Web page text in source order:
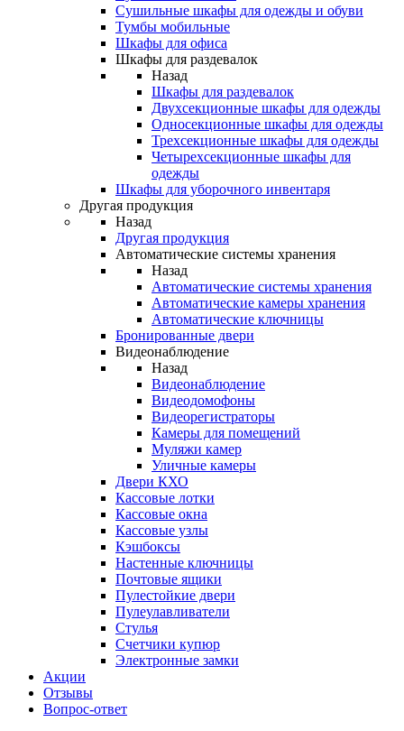
Сушильные шкафы для одежды и обуви
Тумбы мобильные
Шкафы для офиса
Шкафы для раздевалок
Назад
Шкафы для раздевалок
Двухсекционные шкафы для одежды
Односекционные шкафы для одежды
Трехсекционные шкафы для одежды
Четырехсекционные шкафы для
одежды
Шкафы для уборочного инвентаря
Другая продукция
Назад
Другая продукция
Автоматические системы хранения
Назад
Автоматические системы хранения
Автоматические камеры хранения
Автоматические ключницы
Бронированные двери
Видеонаблюдение
Назад
Видеонаблюдение
Видеодомофоны
Видеорегистраторы
Камеры для помещений
Муляжи камер
Уличные камеры
Двери КХО
Кассовые лотки
Кассовые окна
Кассовые узлы
Кэшбоксы
Настенные ключницы
Почтовые ящики
Пулестойкие двери
Пулеулавливатели
Стулья
Счетчики купюр
Электронные замки
Акции
Отзывы
Вопрос-ответ